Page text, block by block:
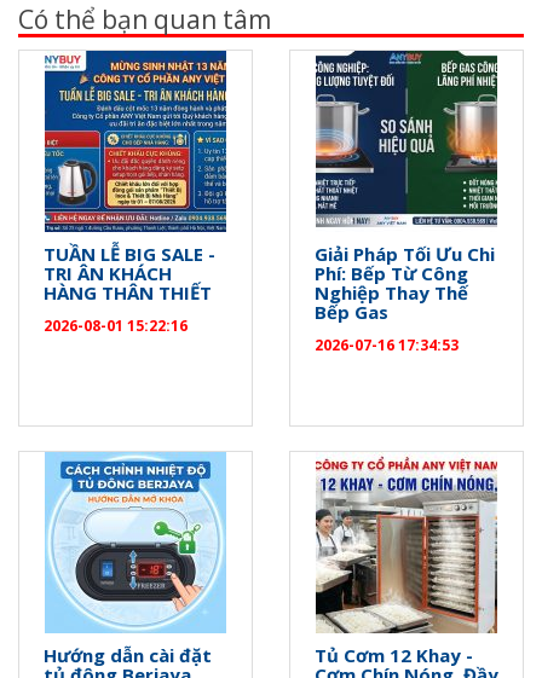
Có thể bạn quan tâm
TUẦN LỄ BIG SALE -
TRI ÂN KHÁCH
HÀNG THÂN THIẾT
2026-08-01 15:22:16
Giải Pháp Tối Ưu Chi
Phí: Bếp Từ Công
Nghiệp Thay Thế
Bếp Gas
2026-07-16 17:34:53
Hướng dẫn cài đặt
Tủ Cơm 12 Khay -